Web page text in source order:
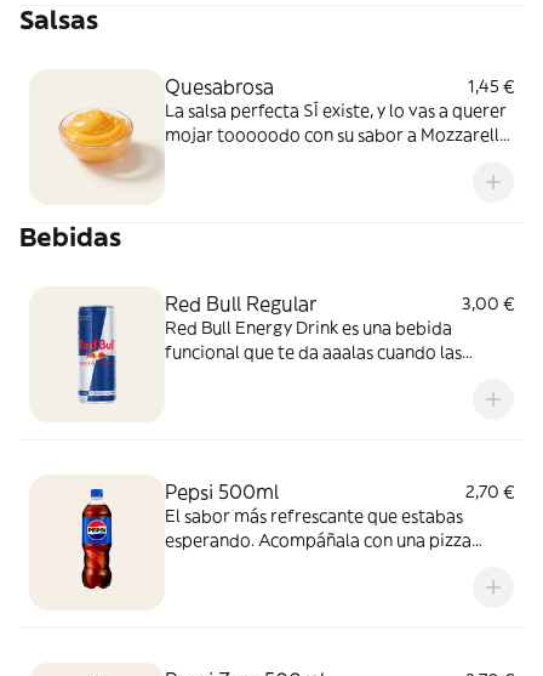
Salsas
Quesabrosa
1,45 €
La salsa perfecta SÍ existe, y lo vas a querer
mojar tooooodo con su sabor a Mozzarella
Bebidas
Red Bull Regular
3,00 €
Red Bull Energy Drink es una bebida
funcional que te da aaalas cuando las
Pepsi 500ml
2,70 €
El sabor más refrescante que estabas
esperando. Acompáñala con una pizza